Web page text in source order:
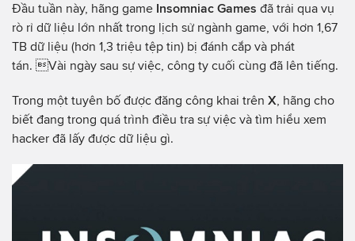
Đầu tuần này, hãng game Insomniac Games đã trải qua vụ
rò rỉ dữ liệu lớn nhất trong lịch sử ngành game, với hơn 1,67
TB dữ liệu (hơn 1,3 triệu tệp tin) bị đánh cắp và phát
tán. Vài ngày sau sự việc, công ty cuối cùng đã lên tiếng.
Trong một tuyên bố được đăng công khai trên X , hãng cho
biết đang trong quá trình điều tra sự việc và tìm hiểu xem
hacker đã lấy được dữ liệu gì.